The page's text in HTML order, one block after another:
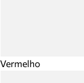
Vermelho